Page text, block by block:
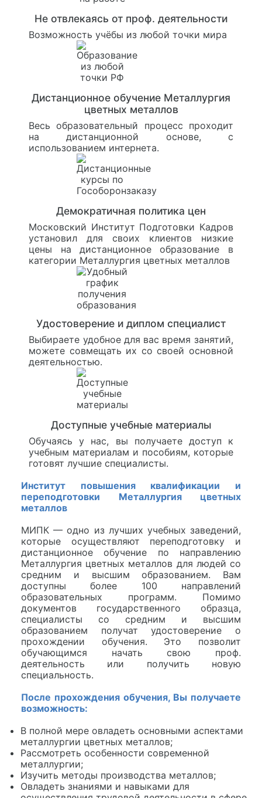
Не отвлекаясь от проф. деятельности
Возможность учёбы из любой точки мира
Дистанционное обучение Металлургия
цветных металлов
Весь образовательный процесс проходит
на дистанционной основе, с
использованием интернета.
Демократичная политика цен
Московский Институт Подготовки Кадров
установил для своих клиентов низкие
цены на дистанционное образование в
категории Металлургия цветных металлов
Удостоверение и диплом специалист
Выбираете удобное для вас время занятий,
можете совмещать их со своей основной
деятельностью.
Доступные учебные материалы
Обучаясь у нас, вы получаете доступ к
учебным материалам и пособиям, которые
готовят лучшие специалисты.
Институт повышения квалификации и
переподготовки Металлургия цветных
металлов
МИПК — одно из лучших учебных заведений,
которые осуществляют переподготовку и
дистанционное обучение по направлению
Металлургия цветных металлов для людей со
средним и высшим образованием. Вам
доступны более 100 направлений
образовательных программ. Помимо
документов государственного образца,
специалисты со средним и высшим
образованием получат удостоверение о
прохождении обучения. Это позволит
обучающимся начать свою проф.
деятельность или получить новую
специальность.
После прохождения обучения, Вы получаете
возможность:
В полной мере овладеть основными аспектами
металлургии цветных металлов;
Рассмотреть особенности современной
металлургии;
Изучить методы производства металлов;
Овладеть знаниями и навыками для